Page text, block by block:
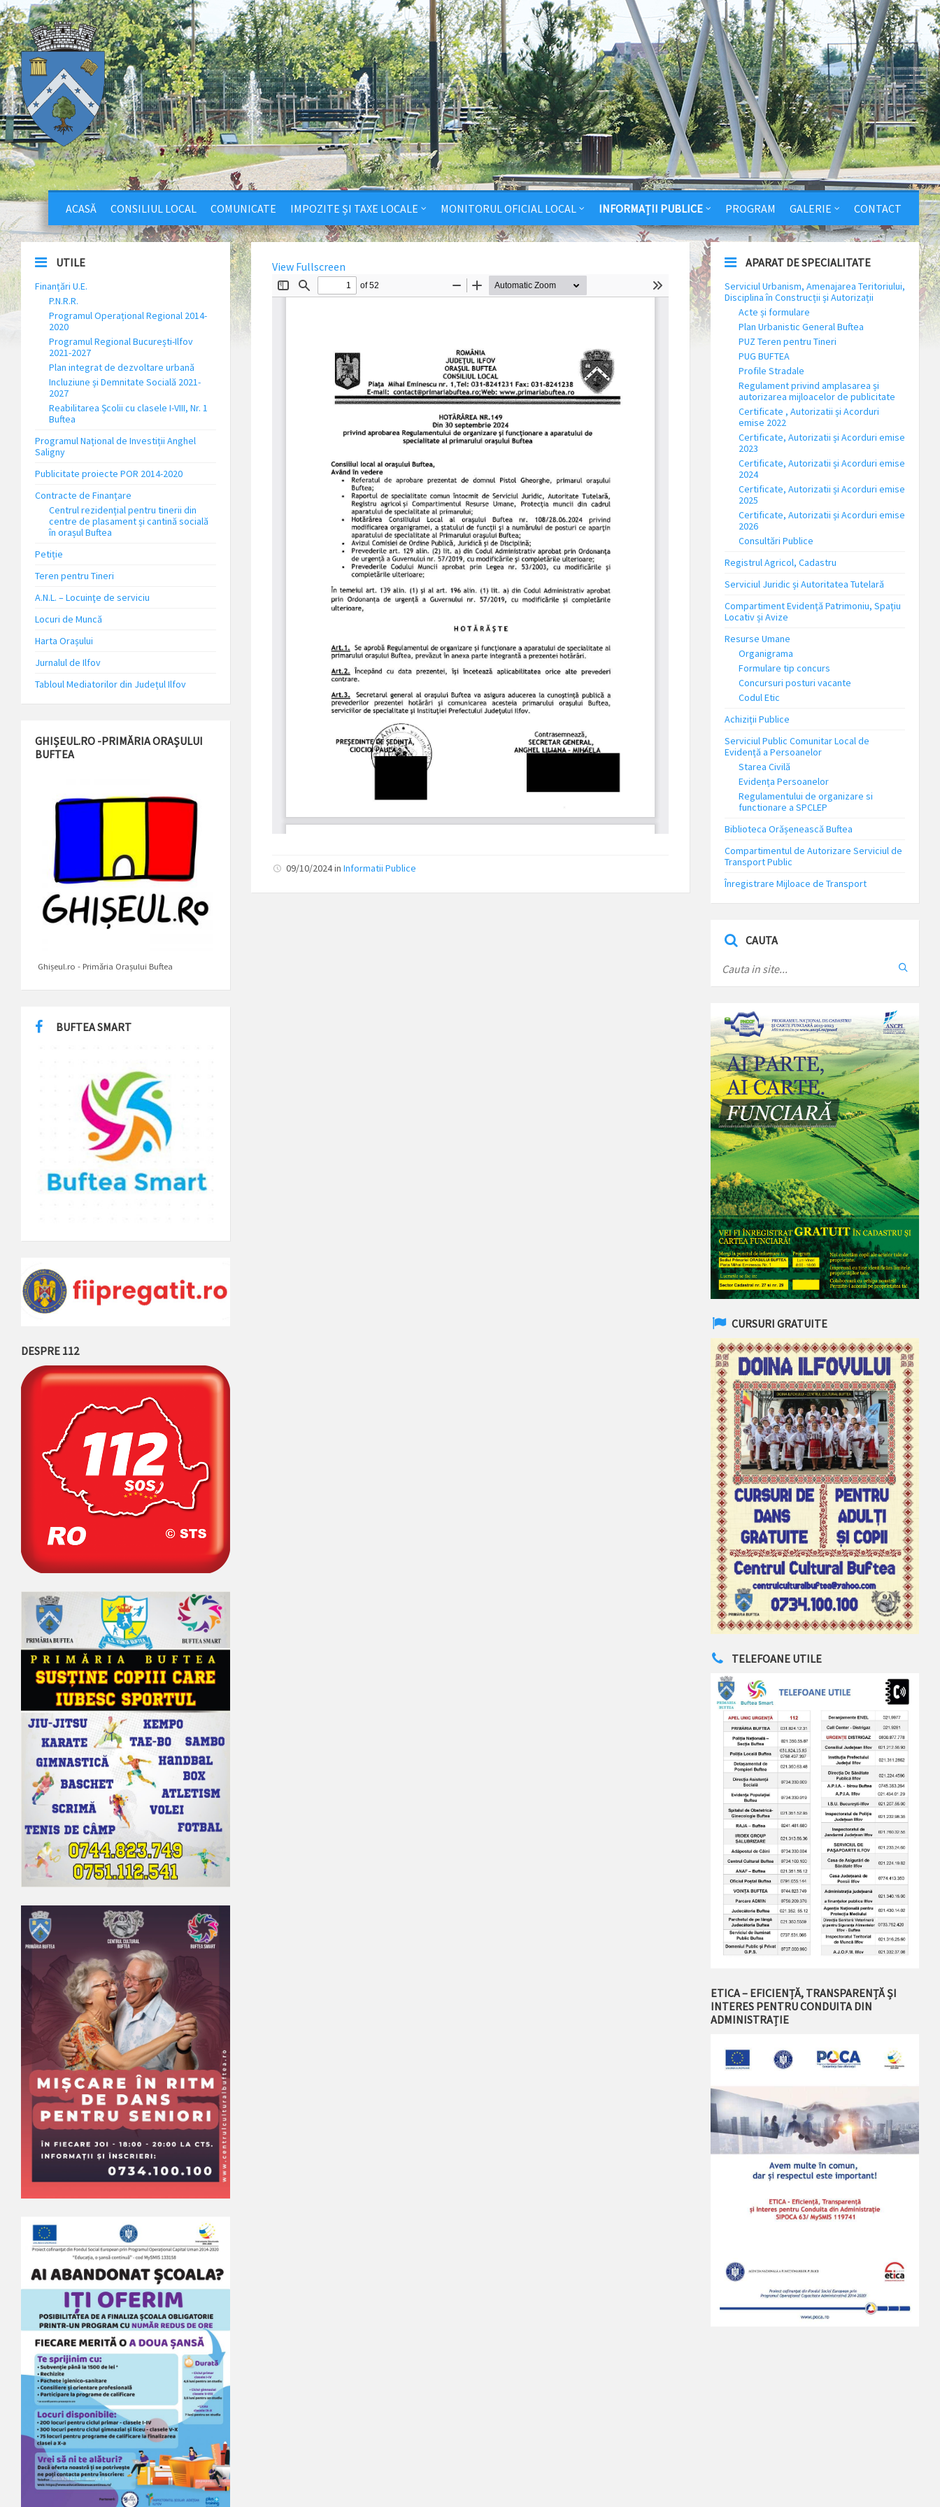
ACASĂ CONSILIUL LOCAL COMUNICATE IMPOZITE ȘI TAXE LOCALE MONITORUL OFICIAL LOCAL INFORMAȚII PUBLICE PROGRAM GALERIE CONTACT
View Fullscreen
09/10/2024 in Informatii Publice
UTILE
Finanțări U.E.
P.N.R.R.
Programul Operațional Regional 2014-
2020
Programul Regional București-Ilfov
2021-2027
Plan integrat de dezvoltare urbană
Incluziune și Demnitate Socială 2021-
2027
Reabilitarea Școlii cu clasele I-VIII, Nr. 1
Buftea
Programul Național de Investiții Anghel
Saligny
Publicitate proiecte POR 2014-2020
Contracte de Finanțare
Centrul rezidențial pentru tinerii din
centre de plasament și cantină socială
în orașul Buftea
Petiție
Teren pentru Tineri
A.N.L. – Locuinţe de serviciu
Locuri de Muncă
Harta Orașului
Jurnalul de Ilfov
Tabloul Mediatorilor din Județul Ilfov
GHIȘEUL.RO -PRIMĂRIA ORAȘULUI
BUFTEA
Ghișeul.ro - Primăria Orașului Buftea
BUFTEA SMART
DESPRE 112
APARAT DE SPECIALITATE
Serviciul Urbanism, Amenajarea Teritoriului,
Disciplina în Construcții și Autorizații
Acte și formulare
Plan Urbanistic General Buftea
PUZ Teren pentru Tineri
PUG BUFTEA
Profile Stradale
Regulament privind amplasarea și
autorizarea mijloacelor de publicitate
Certificate , Autorizatii și Acorduri
emise 2022
Certificate, Autorizatii și Acorduri emise
2023
Certificate, Autorizatii și Acorduri emise
2024
Certificate, Autorizatii și Acorduri emise
2025
Certificate, Autorizatii și Acorduri emise
2026
Consultări Publice
Registrul Agricol, Cadastru
Serviciul Juridic și Autoritatea Tutelară
Compartiment Evidență Patrimoniu, Spațiu
Locativ și Avize
Resurse Umane
Organigrama
Formulare tip concurs
Concursuri posturi vacante
Codul Etic
Achiziții Publice
Serviciul Public Comunitar Local de
Evidență a Persoanelor
Starea Civilă
Evidența Persoanelor
Regulamentului de organizare si
functionare a SPCLEP
Biblioteca Orășenească Buftea
Compartimentul de Autorizare Serviciul de
Transport Public
Înregistrare Mijloace de Transport
CAUTA
CURSURI GRATUITE
TELEFOANE UTILE
ETICA – EFICIENȚĂ, TRANSPARENȚĂ ȘI
INTERES PENTRU CONDUITA DIN
ADMINISTRAȚIE